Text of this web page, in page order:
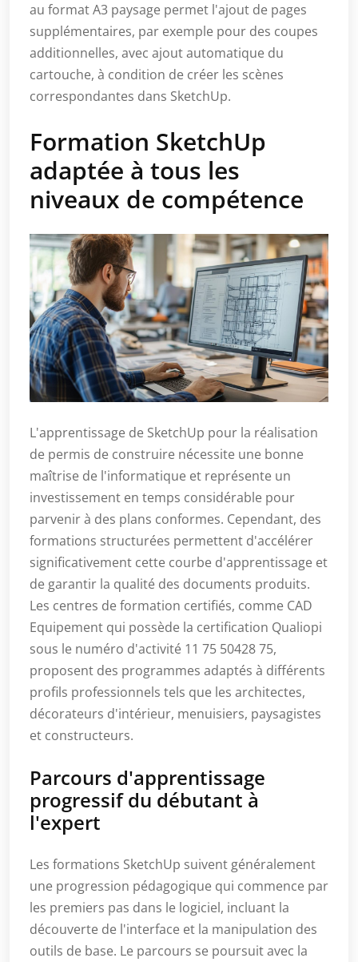
au format A3 paysage permet l'ajout de pages
supplémentaires, par exemple pour des coupes
additionnelles, avec ajout automatique du
cartouche, à condition de créer les scènes
correspondantes dans SketchUp.
Formation SketchUp
adaptée à tous les
niveaux de compétence
L'apprentissage de SketchUp pour la réalisation
de permis de construire nécessite une bonne
maîtrise de l'informatique et représente un
investissement en temps considérable pour
parvenir à des plans conformes. Cependant, des
formations structurées permettent d'accélérer
significativement cette courbe d'apprentissage et
de garantir la qualité des documents produits.
Les centres de formation certifiés, comme CAD
Equipement qui possède la certification Qualiopi
sous le numéro d'activité 11 75 50428 75,
proposent des programmes adaptés à différents
profils professionnels tels que les architectes,
décorateurs d'intérieur, menuisiers, paysagistes
et constructeurs.
Parcours d'apprentissage
progressif du débutant à
l'expert
Les formations SketchUp suivent généralement
une progression pédagogique qui commence par
les premiers pas dans le logiciel, incluant la
découverte de l'interface et la manipulation des
outils de base. Le parcours se poursuit avec la